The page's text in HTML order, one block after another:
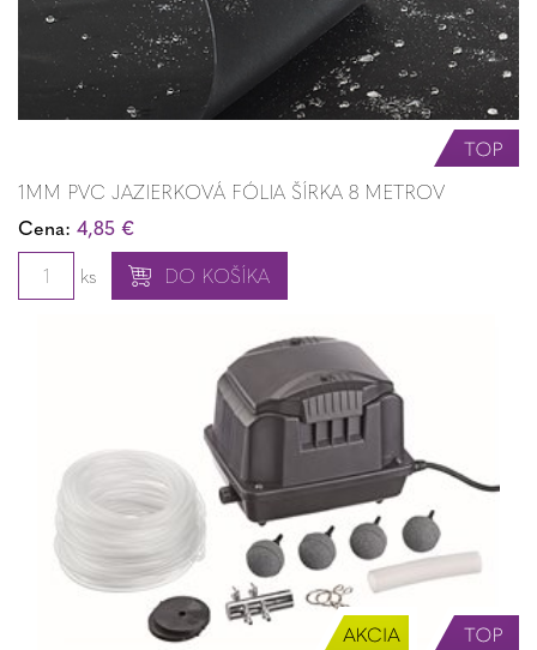
1MM PVC JAZIERKOVÁ FÓLIA ŠÍRKA 8 METROV
Cena: 4,85 €
ks
DO KOŠÍKA